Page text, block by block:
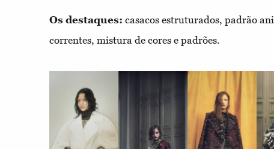
Os destaques: casacos estruturados, padrão
correntes, mistura de cores e padrões.